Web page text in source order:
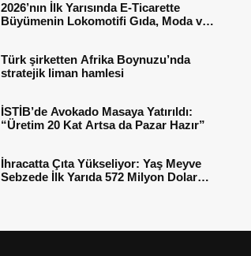
2026’nın İlk Yarısında E-Ticarette
Büyümenin Lokomotifi Gıda, Moda ve
Türk şirketten Afrika Boynuzu’nda
stratejik liman hamlesi
İSTİB’de Avokado Masaya Yatırıldı:
“Üretim 20 Kat Artsa da Pazar Hazır”
İhracatta Çıta Yükseliyor: Yaş Meyve
Sebzede İlk Yarıda 572 Milyon Dolar